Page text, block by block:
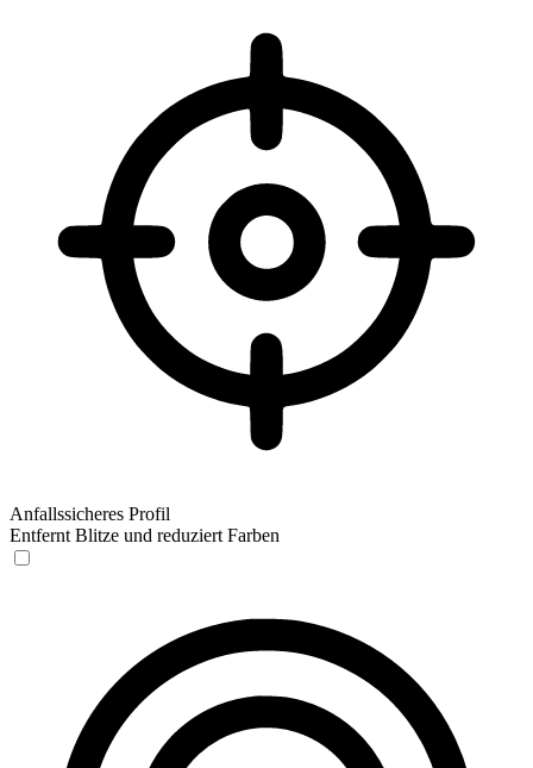
Anfallssicheres Profil
Entfernt Blitze und reduziert Farben